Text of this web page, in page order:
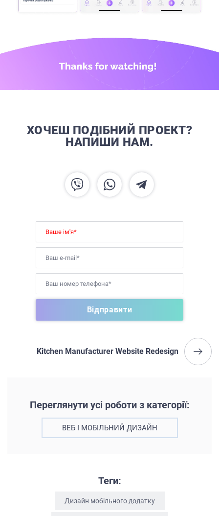
ХОЧЕШ ПОДІБНИЙ ПРОЕКТ?
НАПИШИ НАМ.
Kitchen Manufacturer Website Redesign
Переглянути усі роботи з категорії:
ВЕБ І МОБІЛЬНИЙ ДИЗАЙН
Теги:
Дизайн мобільного додатку